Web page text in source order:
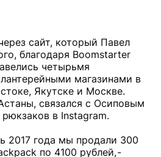
сайт, который Павел
благодаря Boomstarter
четырьмя
магазинами в
Якутске и Москве.
связался с Осиповым
в Instagram.
2017 года мы продали 300
по 4100 рублей, -